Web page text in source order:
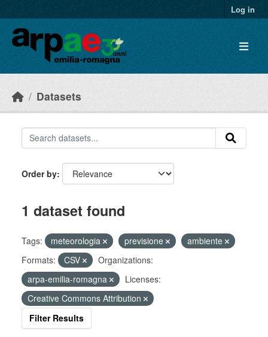
Log in
Datasets
Order by
1 dataset found
Tags: meteorologia previsione
ambiente
Formats:
CSV
Organizations:
arpa-emilia-romagna
Licenses:
Creative Commons Attribution
Filter Results